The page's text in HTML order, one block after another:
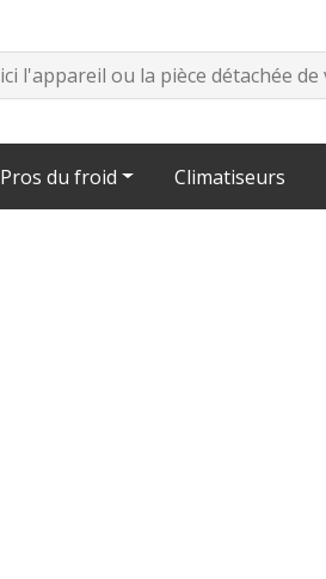
Pros du froid Climatiseurs